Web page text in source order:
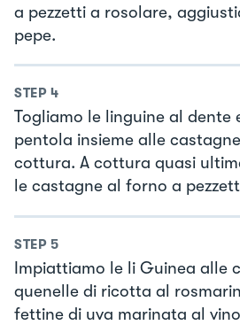
a pezzetti a rosolare,
pepe.
STEP 4
Togliamo le linguine al dente
pentola insieme alle
cottura. A cottura quasi
le castagne al forno a
STEP 5
Impiattiamo le li Guinea alle
quenelle di ricotta al
fettine di uva marinata al